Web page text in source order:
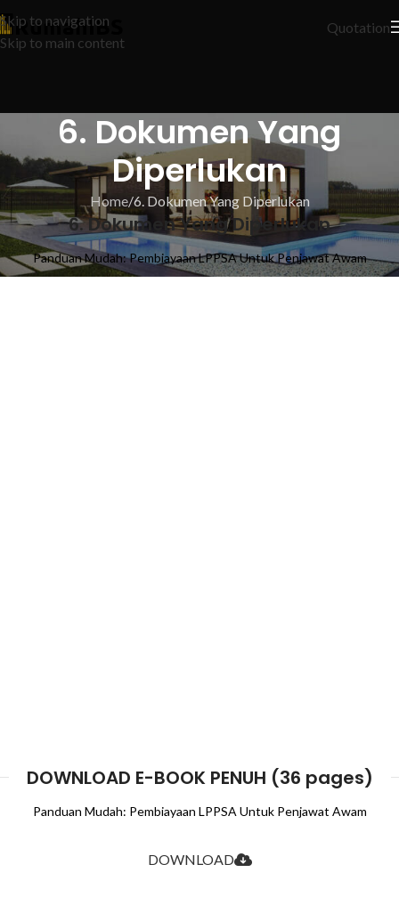
Skip to navigation
Skip to main content
Quotation
6. Dokumen Yang
Diperlukan
Home 6. Dokumen Yang Diperlukan
6. Dokumen Yang Diperlukan
Panduan Mudah: Pembiayaan LPPSA Untuk Penjawat Awam
DOWNLOAD E-BOOK PENUH (36 pages)
Panduan Mudah: Pembiayaan LPPSA Untuk Penjawat Awam
DOWNLOAD